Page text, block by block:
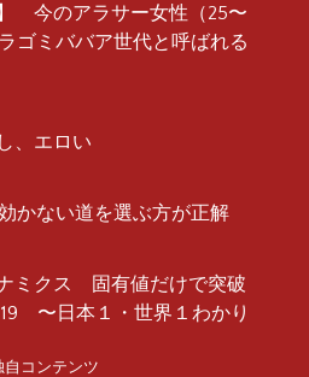
今のアラサー女性（25〜
ゴミババア世代と呼ばれる
、エロい
かない道を選ぶ方が正解
ミクス 固有値だけで突破
〜日本１・世界１わかり
コンテンツ